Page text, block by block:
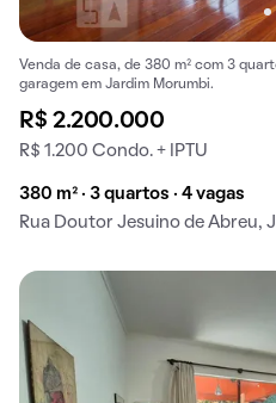
Venda de casa, de 380 m² com 3
garagem em Jardim Morumbi.
R$ 2.200.000
R$ 1.200 Condo. + IPTU
380 m² · 3 quartos · 4 vagas
Rua Doutor Jesuino de Abreu,